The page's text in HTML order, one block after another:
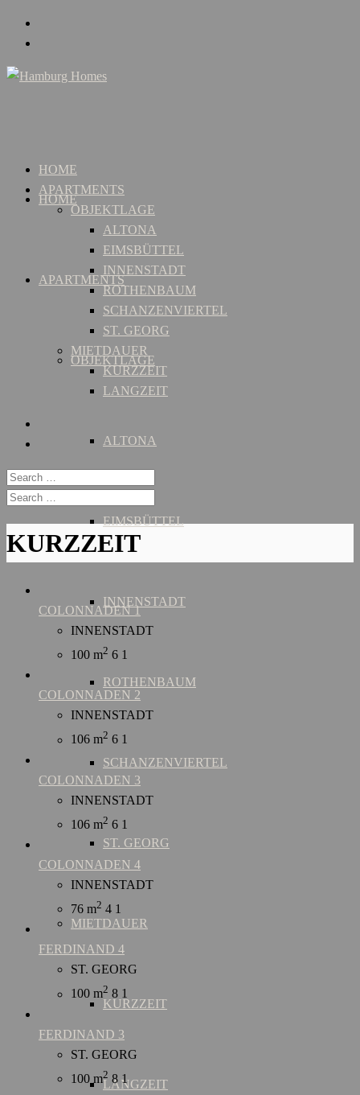
HOME
APARTMENTS
OBJEKTLAGE
ALTONA
EIMSBÜTTEL
INNENSTADT
ROTHENBAUM
SCHANZENVIERTEL
ST. GEORG
MIETDAUER
KURZZEIT
LANGZEIT
HOME
APARTMENTS
OBJEKTLAGE
ALTONA
EIMSBÜTTEL
INNENSTADT
ROTHENBAUM
SCHANZENVIERTEL
ST. GEORG
MIETDAUER
KURZZEIT
LANGZEIT
KURZZEIT
COLONNADEN 1
INNENSTADT
100 m2 6 1
COLONNADEN 2
INNENSTADT
106 m2 6 1
COLONNADEN 3
INNENSTADT
106 m2 6 1
COLONNADEN 4
INNENSTADT
76 m2 4 1
FERDINAND 4
ST. GEORG
100 m2 8 1
FERDINAND 3
ST. GEORG
100 m2 8 1